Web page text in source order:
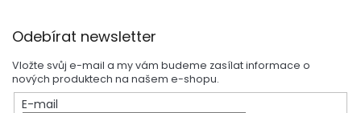
Odebírat newsletter
Vložte svůj e-mail a my vám budeme zasílat informace o
nových produktech na našem e-shopu.
E-mail